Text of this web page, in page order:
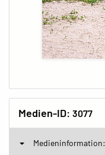
Medien-ID: 3077
Medieninformation: